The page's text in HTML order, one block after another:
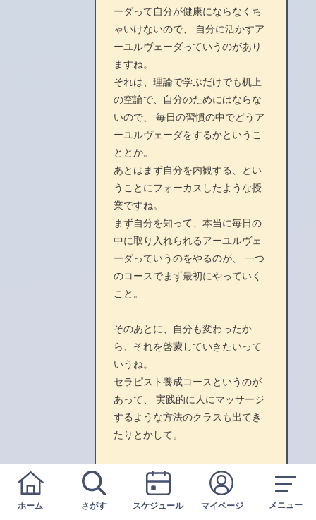
ホーム さがす スケジュール マイページ メニュー
ーダって自分が健康にならなくち
ゃいけないので、 自分に活かすア
ーユルヴェーダっていうのがあり
ますね。
それは、理論で学ぶだけでも机上
の空論で、自分のためにはならな
いので、 毎日の習慣の中でどうア
ーユルヴェーダをするかというこ
ととか。
あとはまず自分を内観する、とい
うことにフォーカスしたような授
業ですね。
まず自分を知って、本当に毎日の
中に取り入れられるアーユルヴェ
ーダっていうのをやるのが、 一つ
のコースでまず最初にやっていく
こと。
そのあとに、自分も変わったか
ら、それを啓蒙していきたいって
いうね。
セラピスト養成コースというのが
あって、 実践的に人にマッサージ
するような方法のクラスも出てき
たりとかして。
最後はやっぱりこのアーユルヴェ
ーダの素晴らしさって、 社会に広
めていかなきゃいけないとなる